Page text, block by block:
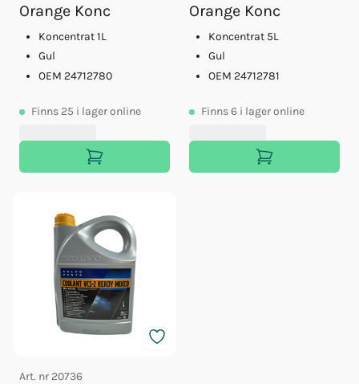
Orange Konc
Koncentrat 1L
Gul
OEM 24712780
Finns 25 i lager online
Orange Konc
Koncentrat 5L
Gul
OEM 24712781
Finns6 i lager online
Art. nr 20736